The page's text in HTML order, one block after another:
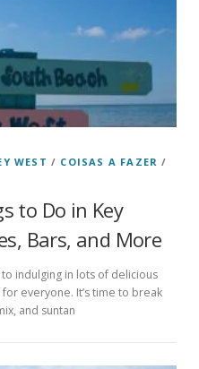
WEST / COISAS A FAZER /
to Do in Key
Bars, and More
indulging in lots of delicious
everyone. It’s time to break
and suntan